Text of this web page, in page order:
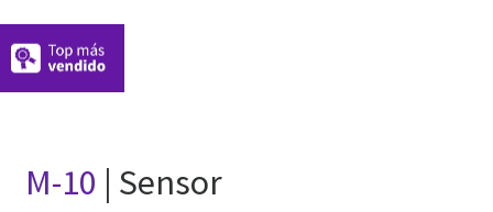
M-10 | Sensor